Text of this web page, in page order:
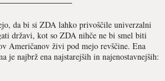
da bi si ZDA lahko privoščile univerzalni
državi, kot so ZDA nihče ne bi smel biti
Američanov živi pod mejo revščine. Ena
je najbrž ena najstarejših in najenostavnejših: